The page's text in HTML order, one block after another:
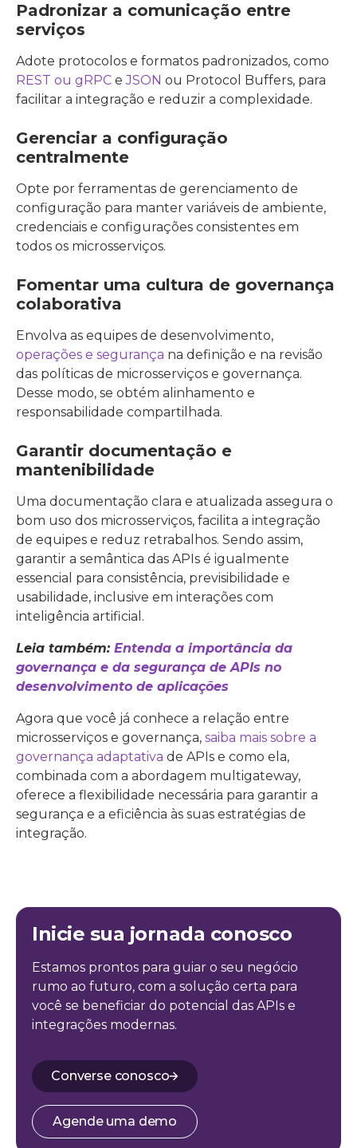
Padronizar a comunicação entre
serviços
Adote protocolos e formatos padronizados, como
REST ou gRPC eJSON ou Protocol Buffers, para
facilitar a integração e reduzir a complexidade.
Gerenciar a configuração
centralmente
Opte por ferramentas de gerenciamento de
configuração para manter variáveis de ambiente,
credenciais e configurações consistentes em
todos os microsserviços.
Fomentar uma cultura de governança
colaborativa
Envolva as equipes de desenvolvimento,
operações e segurança na definição e na revisão
das políticas de microsserviços e governança.
Desse modo, se obtém alinhamento e
responsabilidade compartilhada.
Garantir documentação e
mantenibilidade
Uma documentação clara e atualizada assegura o
bom uso dos microsserviços, facilita a integração
de equipes e reduz retrabalhos. Sendo assim,
garantir a semântica das APIs é igualmente
essencial para consistência, previsibilidade e
usabilidade, inclusive em interações com
inteligência artificial.
Leia também: Entenda a importância da
governança e da segurança de APIs no
desenvolvimento de aplicações
Agora que você já conhece a relação entre
microsserviços e governança, saiba mais sobre a
governança adaptativa de APIs e como ela,
combinada com a abordagem multigateway,
oferece a flexibilidade necessária para garantir a
segurança e a eficiência às suas estratégias de
integração.
Inicie sua jornada conosco
Estamos prontos para guiar o seu negócio
rumo ao futuro, com a solução certa para
você se beneficiar do potencial das APIs e
integrações modernas.
Converse conosco
Agende uma demo